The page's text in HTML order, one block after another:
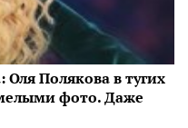
Полякова в тугих
фото. Даже